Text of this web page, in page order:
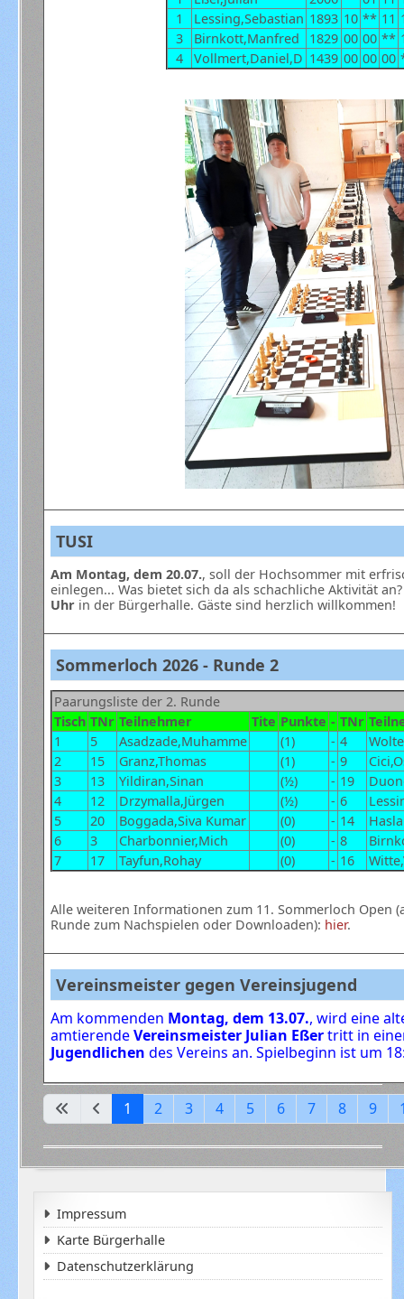
1
Lessing,Sebastian 1893 10 ** 11
3
Birnkott,Manfred 1829 00 00 **
4
Vollmert,Daniel,D 1439 00 00 00
TUSI
Am Montag, dem 20.07., soll der Hochsommer mit
einlegen... Was bietet sich da als schachliche Aktivität
Uhrin der Bürgerhalle. Gäste sind herzlich willkommen!
Sommerloch 2026 - Runde 2
Paarungsliste der 2. Runde
Tisch TNr Teilnehmer Tite Punkte - TNr
1
5 Asadzade,Muhamme (1) - 4
2
15 Granz,Thomas (1) - 9
3
13 Yildiran,Sinan (½) - 19
4
12 Drzymalla,Jürgen (½) - 6
5
20 Boggada,Siva Kumar (0) - 14
6
3 Charbonnier,Mich (0) - 8
7
17 Tayfun,Rohay (0) - 16
Alle weiteren Informationen zum 11. Sommerloch Open
Runde zum Nachspielen oder Downloaden): hier.
Vereinsmeister gegen Vereinsjugend
Am kommenden Montag, dem 13.07., wird eine
amtierendeVereinsmeister Julian Eßertritt in
Jugendlichen des Vereins an. Spielbeginn ist um
1 2 3 4 5 6 7 8 9
Impressum
Karte Bürgerhalle
Datenschutzerklärung